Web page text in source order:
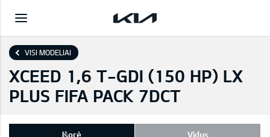
VISI MODELIAI
XCEED 1,6 T-GDI (150 HP) LX
PLUS FIFA PACK 7DCT
Išorė Vidus